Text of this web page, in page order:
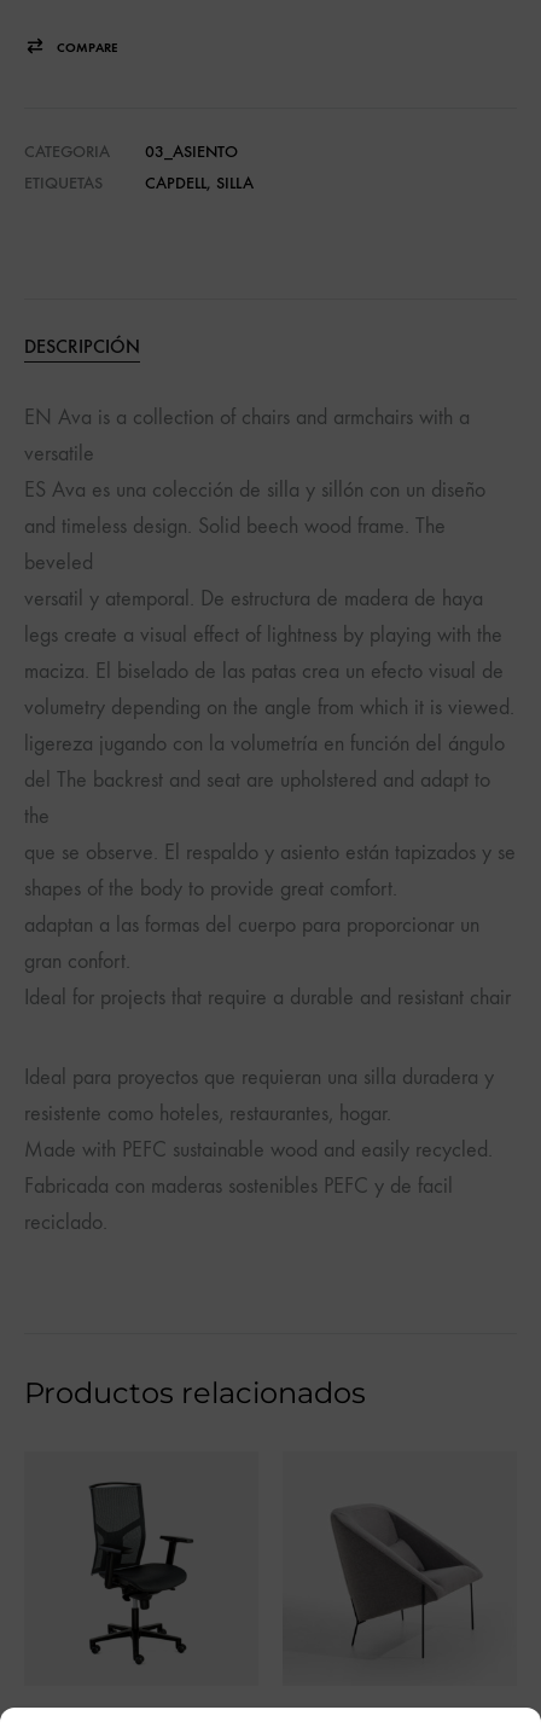
COMPARE
CATEGORIA
03_ASIENTO
ETIQUETAS
CAPDELL, SILLA
DESCRIPCIÓN
EN Ava is a collection of chairs and armchairs with a
versatile
ES Ava es una colección de silla y sillón con un diseño
and timeless design. Solid beech wood frame. The
beveled
versatil y atemporal. De estructura de madera de haya
legs create a visual effect of lightness by playing with the
maciza. El biselado de las patas crea un efecto visual de
volumetry depending on the angle from which it is viewed.
ligereza jugando con la volumetría en función del ángulo
del The backrest and seat are upholstered and adapt to
the
que se observe. El respaldo y asiento están tapizados y se
shapes of the body to provide great comfort.
adaptan a las formas del cuerpo para proporcionar un
gran confort.
Ideal for projects that require a durable and resistant chair
Ideal para proyectos que requieran una silla duradera y
resistente como hoteles, restaurantes, hogar.
Made with PEFC sustainable wood and easily recycled.
Fabricada con maderas sostenibles PEFC y de facil
reciclado.
Productos relacionados